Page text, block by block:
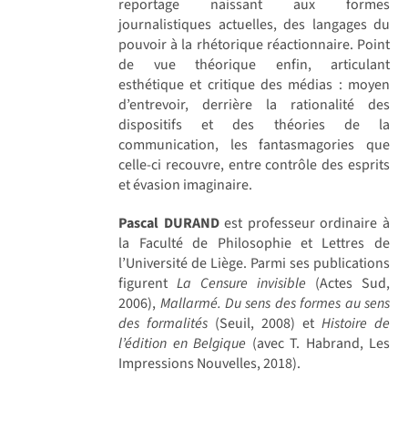
reportage naissant aux formes
journalistiques actuelles, des langages du
pouvoir à la rhétorique réactionnaire. Point
de vue théorique enfin, articulant
esthétique et critique des médias : moyen
d’entrevoir, derrière la rationalité des
dispositifs et des théories de la
communication, les fantasmagories que
celle-ci recouvre, entre contrôle des esprits
et évasion imaginaire.
Pascal DURANDest professeur ordinaire à
la Faculté de Philosophie et Lettres de
l’Université de Liège. Parmi ses publications
figurent La Censure invisible (Actes Sud,
2006), Mallarmé. Du sens des formes au sens
des formalités (Seuil, 2008) etHistoire de
l’édition en Belgique (avec T. Habrand, Les
Impressions Nouvelles, 2018).